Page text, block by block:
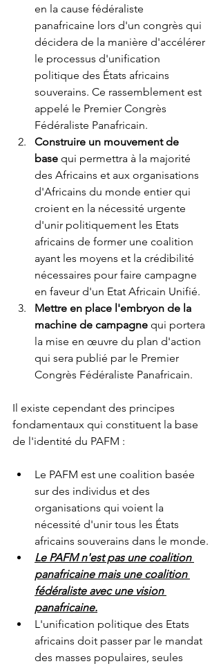
en la cause fédéraliste
panafricaine lors d'un congrès qui
décidera de la manière d'accélérer
le processus d'unification
politique des États africains
souverains. Ce rassemblement est
appelé le Premier Congrès
Fédéraliste Panafricain.
Construire un mouvement de
base qui permettra à la majorité
des Africains et aux organisations
d'Africains du monde entier qui
croient en la nécessité urgente
d'unir politiquement les Etats
africains de former une coalition
ayant les moyens et la crédibilité
nécessaires pour faire campagne
en faveur d'un Etat Africain Unifié.
Mettre en place l'embryon de la
machine de campagne qui portera
la mise en œuvre du plan d'action
qui sera publié par le Premier
Congrès Fédéraliste Panafricain.
Il existe cependant des principes
fondamentaux qui constituent la base
de l'identité du PAFM :
Le PAFM est une coalition basée
sur des individus et des
organisations qui voient la
nécessité d'unir tous les États
africains souverains dans le monde.
Le PAFM n'est pas une coalition
panafricaine mais une coalition
fédéraliste avec une vision
panafricaine.
L'unification politique des Etats
africains doit passer par le mandat
des masses populaires, seules